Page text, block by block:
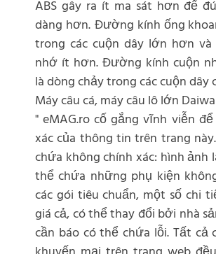
ABS gây ra ít ma sát hơn để
dàng hơn. Đường kính ống
trong các cuộn dây lớn hơn
nhớ ít hơn. Đường kính cuộn
là dòng chảy trong các cuộn dây
Máy câu cá, máy câu lô lớn
" eMAG.ro cố gắng vĩnh viễn
xác của thông tin trên trang
chứa không chính xác: hình ảnh
thể chứa những phụ kiện
các gói tiêu chuẩn, một số chi
giá cả, có thể thay đổi bởi nhà
cần báo có thể chứa lỗi. Tất cả